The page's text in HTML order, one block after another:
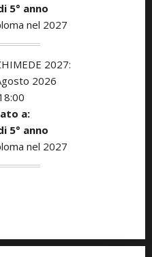
5° anno
nel 2027
2027:
2026
a:
5° anno
nel 2027